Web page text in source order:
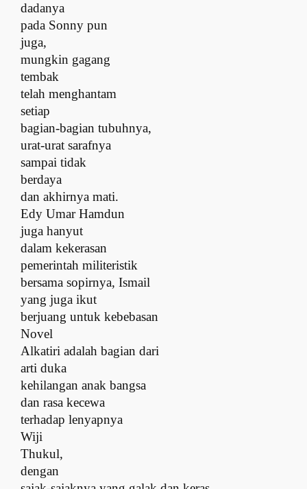
dadanya
pada Sonny pun
juga,
mungkin gagang
tembak
telah menghantam
setiap
bagian-bagian tubuhnya,
urat-urat sarafnya
sampai tidak
berdaya
dan akhirnya mati.
Edy Umar Hamdun
juga hanyut
dalam kekerasan
pemerintah militeristik
bersamasopirnya, Ismail
yang juga ikut
berjuang untuk kebebasan
Novel
Alkatiri adalah bagian dari
arti duka
kehilangan anak bangsa
dan rasa kecewa
terhadap lenyapnya
Wiji
Thukul,
dengan